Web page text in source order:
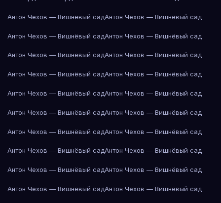
Антон Чехов — Вишнёвый садАнтон Чехов — Вишнёвый сад
Антон Чехов — Вишнёвый садАнтон Чехов — Вишнёвый сад
Антон Чехов — Вишнёвый садАнтон Чехов — Вишнёвый сад
Антон Чехов — Вишнёвый садАнтон Чехов — Вишнёвый сад
Антон Чехов — Вишнёвый садАнтон Чехов — Вишнёвый сад
Антон Чехов — Вишнёвый садАнтон Чехов — Вишнёвый сад
Антон Чехов — Вишнёвый садАнтон Чехов — Вишнёвый сад
Антон Чехов — Вишнёвый садАнтон Чехов — Вишнёвый сад
Антон Чехов — Вишнёвый садАнтон Чехов — Вишнёвый сад
Антон Чехов — Вишнёвый садАнтон Чехов — Вишнёвый сад